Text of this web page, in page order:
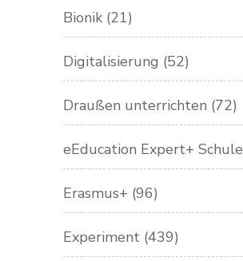
Bionik (21)
Digitalisierung (52)
Draußen unterrichten (72)
eEducation Expert+ Schule
Erasmus+ (96)
Experiment (439)